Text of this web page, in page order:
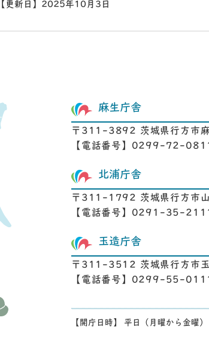
【更新日】 2025年10月3日
麻生庁舎
〒311-3892 茨城県行方市
【電話番号】0299-72-
北浦庁舎
〒311-1792 茨城県行方市
【電話番号】0291-35-
玉造庁舎
〒311-3512 茨城県行方市
【電話番号】0299-55-
【開庁日時】 平日（月曜から金曜